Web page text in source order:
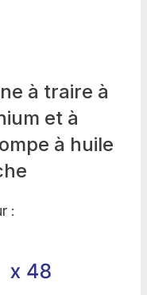
à traire à
et à
à huile
: